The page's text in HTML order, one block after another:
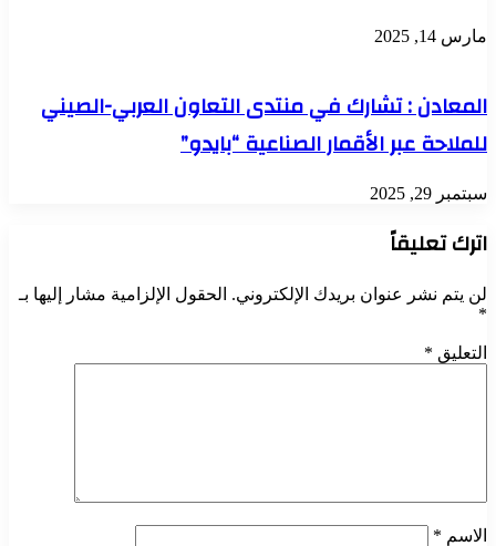
مارس 14, 2025
المعادن : تشارك في منتدى التعاون العربي-الصيني
للملاحة عبر الأقمار الصناعية “بايدو”
سبتمبر 29, 2025
اترك تعليقاً
لن يتم نشر عنوان بريدك الإلكتروني. الحقول الإلزامية مشار إليها بـ
*
التعليق *
الاسم *